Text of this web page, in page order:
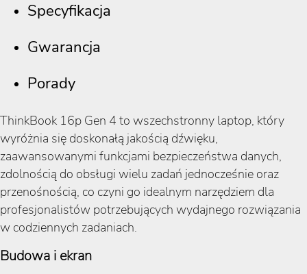
Specyfikacja
Gwarancja
Porady
ThinkBook 16p Gen 4 to wszechstronny laptop, który
wyróżnia się doskonałą jakością dźwięku,
zaawansowanymi funkcjami bezpieczeństwa danych,
zdolnością do obsługi wielu zadań jednocześnie oraz
przenośnością, co czyni go idealnym narzędziem dla
profesjonalistów potrzebujących wydajnego rozwiązania
w codziennych zadaniach.
Budowa i ekran